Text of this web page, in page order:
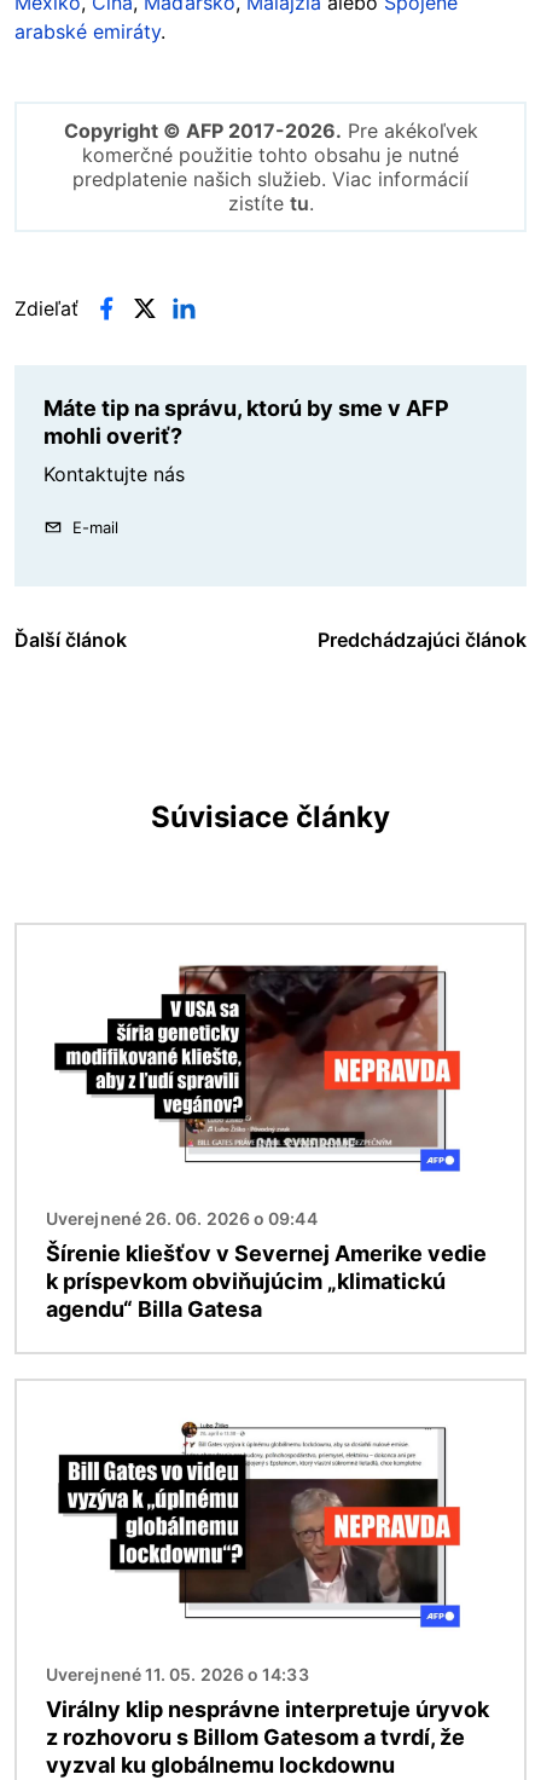
arabské emiráty.
Copyright © AFP 2017-2026. Pre akékoľvek
komerčné použitie tohto obsahu je nutné
predplatenie našich služieb. Viac informácií
zistíte tu.
Zdieľať
Máte tip na správu, ktorú by sme v AFP
mohli overiť?
Kontaktujte nás
E-mail
Ďalší článok Predchádzajúci článok
Súvisiace články
Uverejnené 26. 06. 2026 o 09:44
Šírenie kliešťov v Severnej Amerike vedie
k príspevkom obviňujúcim „klimatickú
agendu“ Billa Gatesa
Uverejnené 11. 05. 2026 o 14:33
Virálny klip nesprávne interpretuje úryvok
z rozhovoru s Billom Gatesom a tvrdí, že
vyzval ku globálnemu lockdownu